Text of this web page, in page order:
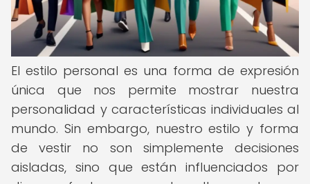
El estilo personal es una forma de expresión
única que nos permite mostrar nuestra
personalidad y características individuales al
mundo. Sin embargo, nuestro estilo y forma
de vestir no son simplemente decisiones
aisladas, sino que están influenciados por